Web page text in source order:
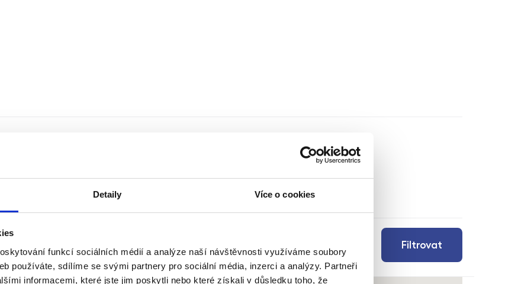
Detaily Více o cookies
funkcí sociálních médií a analýze naší návštěvnosti využíváme soubory
používáte, sdílíme se svými partnery pro sociální média, inzerci a analýzy. Partneři
informacemi, které jste jim poskytli nebo které získali v důsledku toho, že
Filtrovat